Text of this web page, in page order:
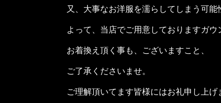
又、大事なお洋服を濡らしてしまう可能
よって、当店でご用意しておりますガウ
お着換え頂く事も、ございますこと、
ご了承くださいませ。
ご理解頂いてます皆様にはお礼申し上げ